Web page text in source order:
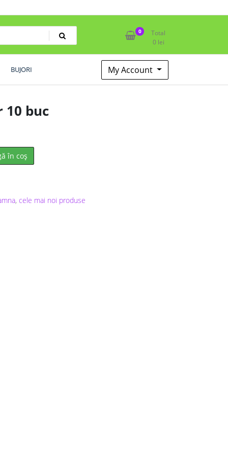
0
Total
0 lei
BUJORI My Account
10 buc
în coș
,cele mai noi produse